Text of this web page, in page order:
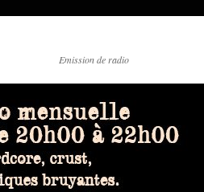
Emission de radio